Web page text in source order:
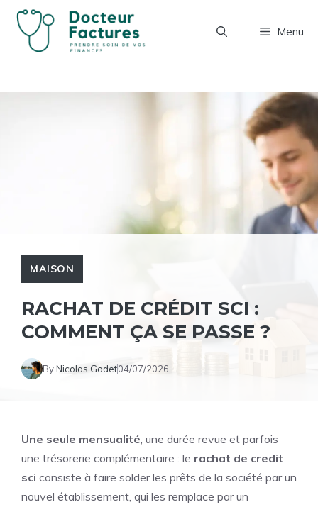
Aller
contenu
Menu
MAISON
RACHAT DE CRÉDIT SCI :
COMMENT ÇA SE PASSE ?
ByNicolas Godet04/07/2026
Une seule mensualité, une durée revue et parfois
une trésorerie complémentaire : le rachat de credit
sci consiste à faire solder les prêts de la société par un
nouvel établissement, qui les remplace par un